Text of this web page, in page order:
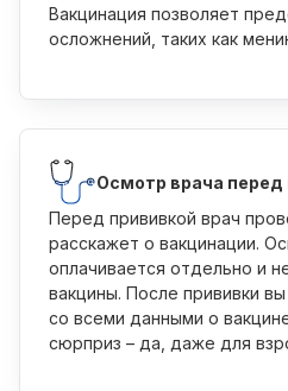
Вакцинация позволяет
осложнений, таких как
Осмотр врача перед
Перед прививкой врач
расскажет о вакцинации.
оплачивается отдельно и
вакцины. После прививки
со всеми данными о
сюрприз – да, даже для